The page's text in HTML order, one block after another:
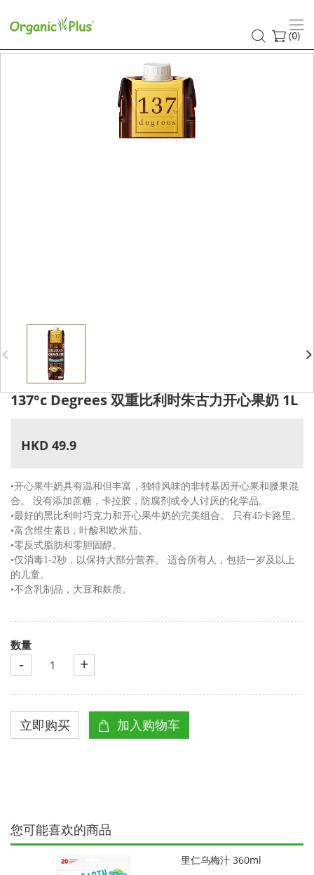
(0)
137°c Degrees 双重比利时朱古力开心果奶 1L
HKD 49.9
•开心果牛奶具有温和但丰富，独特风味的非转基因开心果和腰果混
合。 没有添加蔗糖，卡拉胶，防腐剂或令人讨厌的化学品。
•最好的黑比利时巧克力和开心果牛奶的完美组合。 只有45卡路里。
•富含维生素B，叶酸和欧米茄。
•零反式脂肪和零胆固醇。
•仅消毒1-2秒，以保持大部分营养。 适合所有人，包括一岁及以上
的儿童。
•不含乳制品，大豆和麸质。
数量
- +
您可能喜欢的商品
里仁乌梅汁 360ml